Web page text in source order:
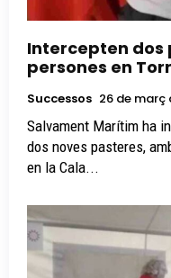
Intercepten dos
persones en
Successos 26 de març
Salvament Marítim ha
dos noves pasteres,
en la Cala...